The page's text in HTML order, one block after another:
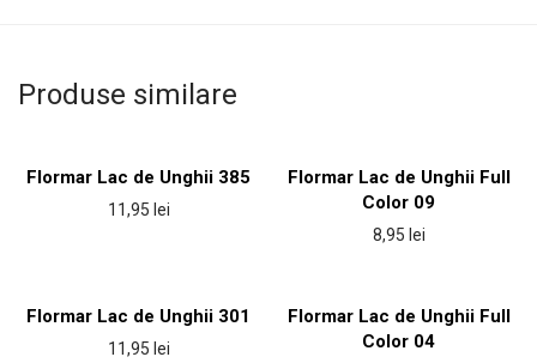
Produse similare
Flormar Lac de Unghii 385
11,95 lei
Flormar Lac de Unghii Full
Color 09
8,95 lei
Flormar Lac de Unghii 301
11,95 lei
Flormar Lac de Unghii Full
Color 04